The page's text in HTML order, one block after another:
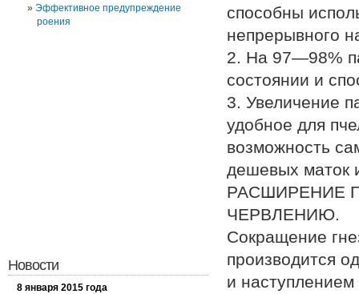
способны
непрерывного
2. На 97—98%
состоянии и
3. Увеличение
удобное для
возможность
дешевых маток
РАСШИРЕНИЕ
ЧЕРВЛЕНИЮ.
Сокращение
производится
и
Эффективное предупреждение
роения
Новости
8 января 2015 года